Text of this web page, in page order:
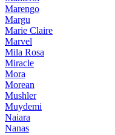
Marengo
Margu
Marie Claire
Marvel
Mila Rosa
Miracle
Mora
Morean
Mushler
Muydemi
Naiara
Nanas